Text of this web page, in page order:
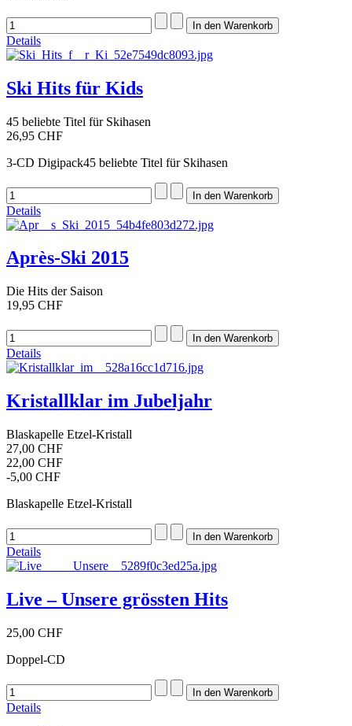
Details
Ski Hits für Kids
45 beliebte Titel für Skihasen
26,95 CHF
3-CD Digipack45 beliebte Titel für Skihasen
Details
Après-Ski 2015
Die Hits der Saison
19,95 CHF
Details
Kristallklar im Jubeljahr
Blaskapelle Etzel-Kristall
27,00 CHF
22,00 CHF
-5,00 CHF
Blaskapelle Etzel-Kristall
Details
Live – Unsere grössten Hits
25,00 CHF
Doppel-CD
Details